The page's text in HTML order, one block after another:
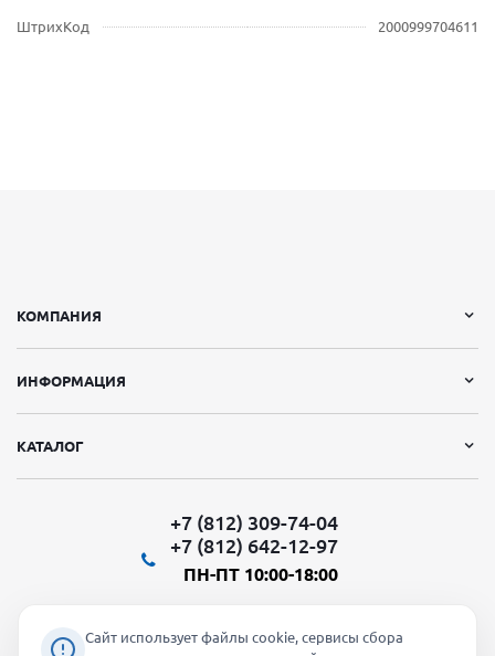
ШтрихКод 2000999704611
КОМПАНИЯ
ИНФОРМАЦИЯ
КАТАЛОГ
+7 (812) 309-74-04
+7 (812) 642-12-97
ПН-ПТ 10:00-18:00
Сайт использует файлы cookie, сервисы сбора